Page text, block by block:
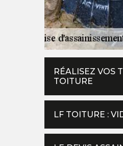
RÉALISEZ VOS
TOITURE
LF TOITURE :